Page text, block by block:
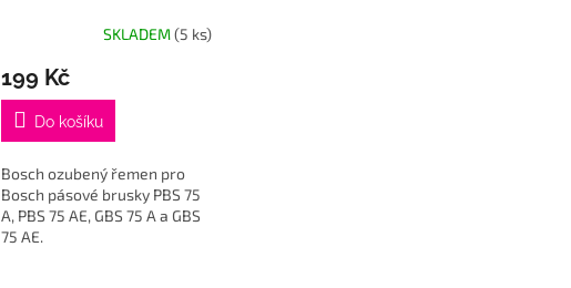
SKLADEM(5 ks)
199 Kč
Do košíku
Bosch ozubený řemen pro
Bosch pásové brusky PBS 75
A, PBS 75 AE, GBS 75 A a GBS
75 AE.